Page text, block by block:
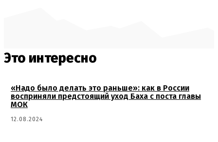
Это интересно
«Надо было делать это раньше»: как в России
восприняли предстоящий уход Баха с поста главы
МОК
12.08.2024